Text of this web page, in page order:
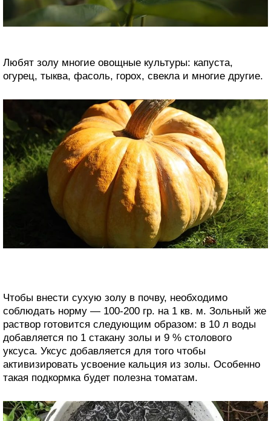
Любят золу многие овощные культуры: капуста,
огурец, тыква, фасоль, горох, свекла и многие другие.
Чтобы внести сухую золу в почву, необходимо
соблюдать норму — 100-200 гр. на 1 кв. м. Зольный же
раствор готовится следующим образом: в 10 л воды
добавляется по 1 стакану золы и 9 % столового
уксуса. Уксус добавляется для того чтобы
активизировать усвоение кальция из золы. Особенно
такая подкормка будет полезна томатам.